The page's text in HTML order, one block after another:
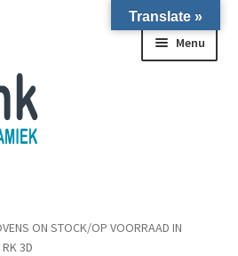
Menu
ON STOCK/OP VOORRAAD IN
3D
Translate »